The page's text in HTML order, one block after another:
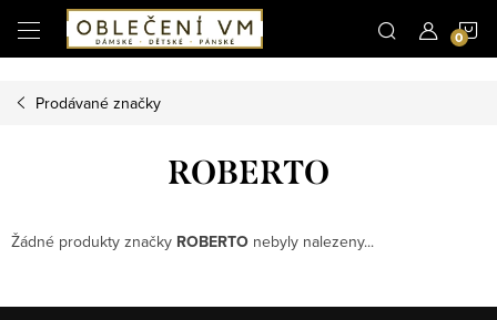
Microsoft Clarity
Přejít
na
Prodávané značky
ROBERTO
Žádné produkty značky ROBERTO nebyly nalezeny...